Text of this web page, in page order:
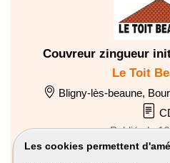
Couvreur zingueur
Le Toit
Bligny-lès-beaune,
Publiée le
Les cookies permettent